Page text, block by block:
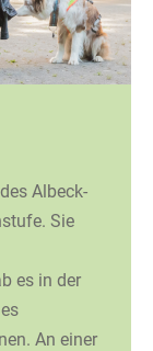
Albeck-
Sie
es in der
An einer